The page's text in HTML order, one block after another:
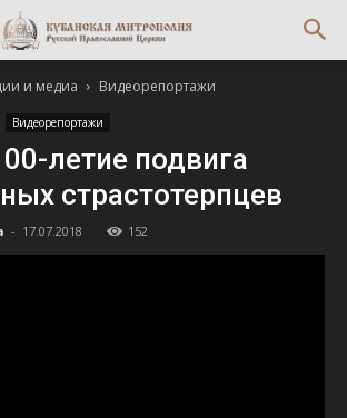
и медиа Видеорепортажи
Видеорепортажи
летие подвига
страстотерпцев
- 17.07.2018 152